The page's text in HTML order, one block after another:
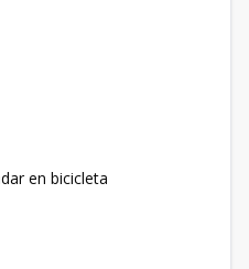
en bicicleta